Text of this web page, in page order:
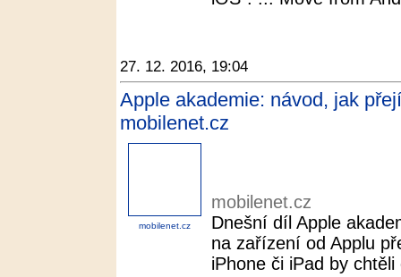
27. 12. 2016, 19:04
Apple akademie: návod, jak
mobilenet.cz
mobilenet.cz
mobilenet.cz
Dnešní díl Apple
na zařízení od Applu
iPhone či iPad by